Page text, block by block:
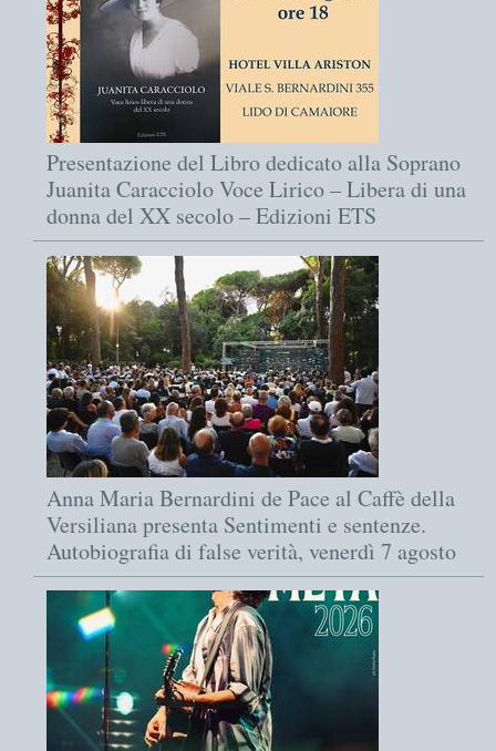
Presentazione del Libro dedicato alla Soprano
Juanita Caracciolo Voce Lirico – Libera di una
donna del XX secolo – Edizioni ETS
Anna Maria Bernardini de Pace al Caffè della
Versiliana presenta Sentimenti e sentenze.
Autobiografia di false verità, venerdì 7 agosto